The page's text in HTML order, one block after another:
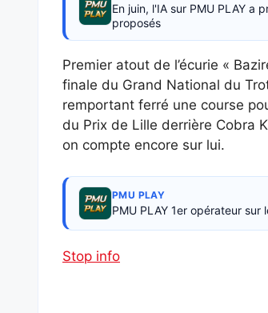
En juin, l'IA sur PMU PLAY a
proposés
Premier atout de l’écurie «
finale du Grand National du
remportant ferré une course
du Prix de Lille derrière Cobra
on compte encore sur lui.
PMU PLAY
PMU PLAY 1er opérateur
Stop info